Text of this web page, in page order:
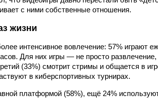
с ними собственные отношения.
жизни
интенсивное вовлечение: 57% играют
Для них игры — не просто
(33%) смотрит стримы и общается в
в киберспортивных турнирах.
платформой (58%), ещё 24%